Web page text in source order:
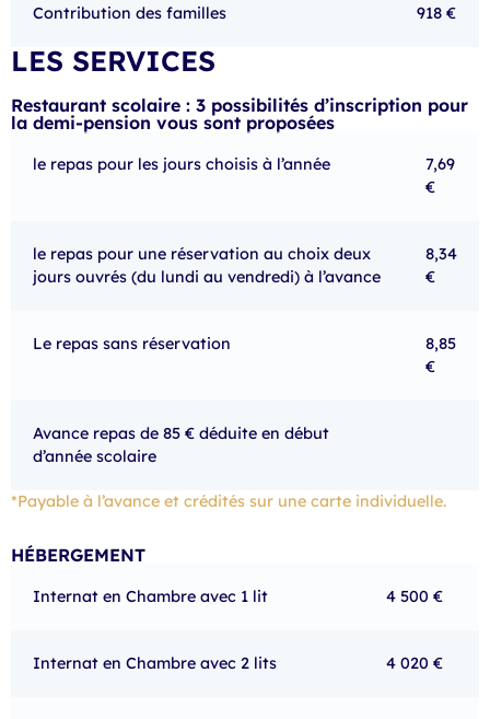
Contribution des familles 918 €
LES SERVICES
Restaurant scolaire : 3 possibilités d’inscription pour
la demi-pension vous sont proposées
le repas pour les jours choisis à l’année
7,69
€
le repas pour une réservation au choix deux
jours ouvrés (du lundi au vendredi) à l’avance
8,34
€
Le repas sans réservation
8,85
€
Avance repas de 85 € déduite en début
d’année scolaire
*Payable à l’avance et crédités sur une carte individuelle.
HÉBERGEMENT
Internat en Chambre avec 1 lit 4 500 €
Internat en Chambre avec 2 lits 4 020 €